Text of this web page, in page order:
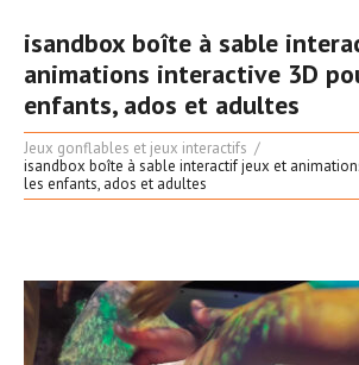
isandbox boîte à sable
animations interactive 3D
enfants, ados et adultes
Jeux gonflables et jeux interactifs
isandbox boîte à sable interactif jeux et
les enfants, ados et adultes